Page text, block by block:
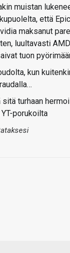
muistan
että
maksanut
luultavasti
tuon
kun
turhaan
porukoilta